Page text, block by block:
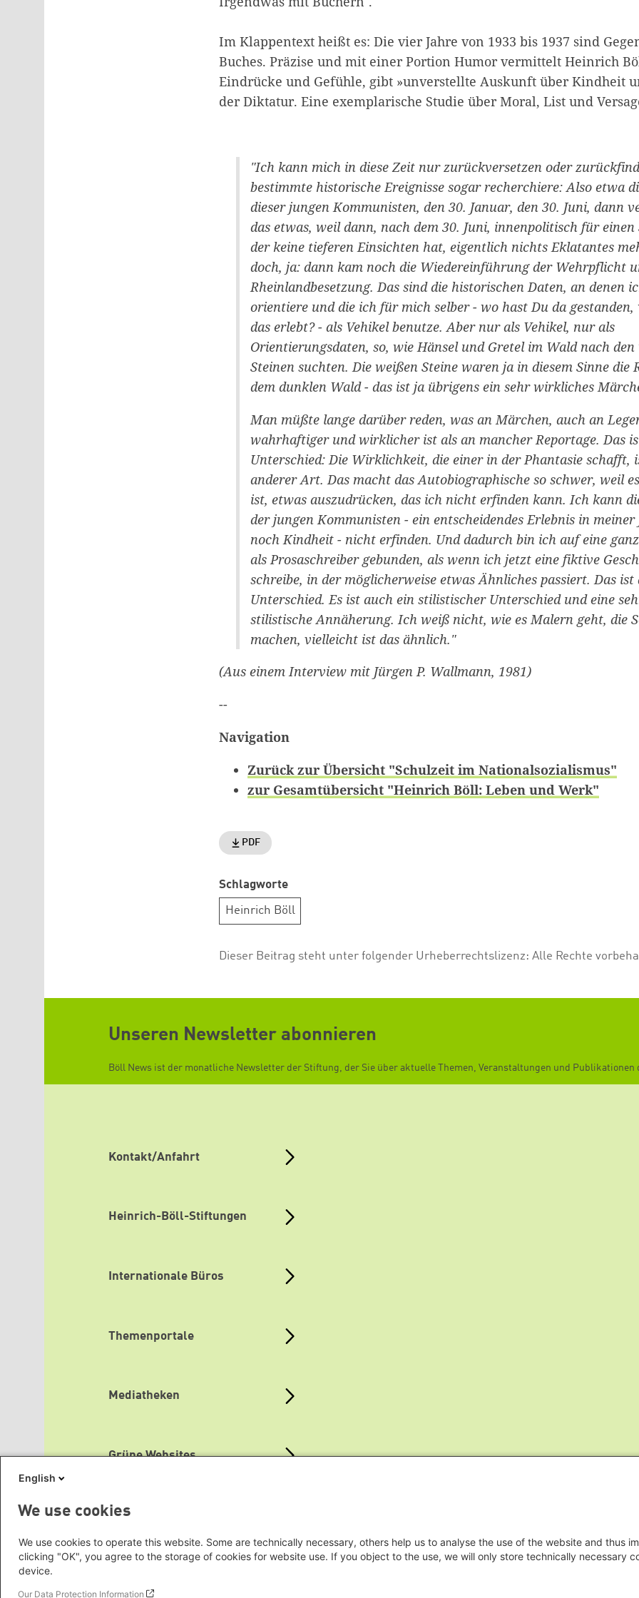
Im Klappentext heißt es: Die vier Jahre von 1933 bis 1937 sind
Buches. Präzise und mit einer Portion Humor vermittelt Heinrich
Eindrücke und Gefühle, gibt »unverstellte Auskunft über Kindheit
der Diktatur. Eine exemplarische Studie über Moral, List und
"Ich kann mich in diese Zeit nur zurückversetzen oder
bestimmte historische Ereignisse sogar recherchiere: Also etwa
dieser jungen Kommunisten, den 30. Januar, den 30. Juni, dann
das etwas, weil dann, nach dem 30. Juni, innenpolitisch für
der keine tieferen Einsichten hat, eigentlich nichts Eklatantes
doch, ja: dann kam noch die Wiedereinführung der Wehrpflicht
Rheinlandbesetzung. Das sind die historischen Daten, an denen
orientiere und die ich für mich selber - wo hast Du da gestanden,
das erlebt? - als Vehikel benutze. Aber nur als Vehikel, nur als
Orientierungsdaten, so, wie Hänsel und Gretel im Wald nach den
Steinen suchten. Die weißen Steine waren ja in diesem Sinne die
dem dunklen Wald - das ist ja übrigens ein sehr wirkliches
Man müßte lange darüber reden, was an Märchen, auch an
wahrhaftiger und wirklicher ist als an mancher Reportage. Das
Unterschied: Die Wirklichkeit, die einer in der Phantasie schafft,
anderer Art. Das macht das Autobiographische so schwer, weil
ist, etwas auszudrücken, das ich nicht erfinden kann. Ich kann
der jungen Kommunisten - ein entscheidendes Erlebnis in meiner
noch Kindheit - nicht erfinden. Und dadurch bin ich auf eine
als Prosaschreiber gebunden, als wenn ich jetzt eine fiktive
schreibe, in der möglicherweise etwas Ähnliches passiert. Das ist
Unterschied. Es ist auch ein stilistischer Unterschied und eine
stilistische Annäherung. Ich weiß nicht, wie es Malern geht, die
machen, vielleicht ist das ähnlich."
(Aus einem Interview mit Jürgen P. Wallmann, 1981)
--
Navigation
Zurück zur Übersicht "Schulzeit im Nationalsozialismus"
zur Gesamtübersicht "Heinrich Böll: Leben und Werk"
PDF
Schlagworte
Heinrich Böll
Dieser Beitrag steht unter folgender Urheberrechtslizenz: Alle Rechte
weiter lesen Zum Warenkorb
Unseren Newsletter abonnieren
Böll News ist der monatliche Newsletter der Stiftung, der Sie über aktuelle Themen, Veranstaltungen und
Kontakt/Anfahrt
Heinrich-Böll-Stiftungen
Internationale Büros
Themenportale
Mediatheken
Grüne Websites
Social Links
English
We use cookies
We use cookies to operate this website. Some are technically necessary, others help us to analyse the use of the website and thus
clicking "OK", you agree to the storage of cookies for website use. If you object to the use, we will only store technically necessary
device.
Our Data Protection Information